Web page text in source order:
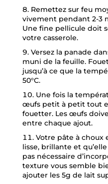
Remettez sur feu
vivement pendant 2-3
Une fine pellicule doit
votre casserole.
Versez la panade
muni de la feuille.
jusqu’à ce que la
50°C.
Une fois la
œufs petit à petit tout
fouetter. Les œufs
entre chaque ajout.
Votre pâte à choux
lisse, brillante et
pas nécessaire
texture vous semble
ajouter les 5g de lait